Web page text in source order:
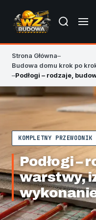
Strona Główna–
Budowa domu krok po
–
KOMPLETNY
Podłogi –
warstwy,